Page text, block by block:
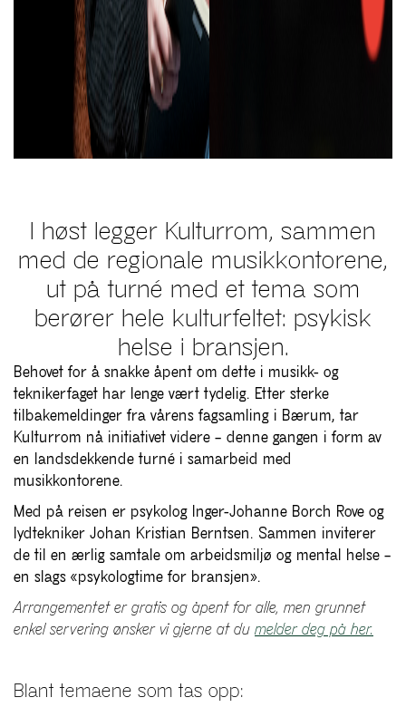
I høst legger Kulturrom, sammen
med de regionale musikkontorene,
ut på turné med et tema som
berører hele kulturfeltet: psykisk
helse i bransjen.
Behovet for å snakke åpent om dette i musikk- og
teknikerfaget har lenge vært tydelig. Etter sterke
tilbakemeldinger fra vårens fagsamling i Bærum, tar
Kulturrom nå initiativet videre – denne gangen i form av
en landsdekkende turné i samarbeid med
musikkontorene.
Med på reisen er psykolog Inger-Johanne Borch Rove og
lydtekniker Johan Kristian Berntsen. Sammen inviterer
de til en ærlig samtale om arbeidsmiljø og mental helse –
en slags «psykologtime for bransjen».
Arrangementet er gratis og åpent for alle, men grunnet
enkel servering ønsker vi gjerne at du melder deg på her.
Blant temaene som tas opp: